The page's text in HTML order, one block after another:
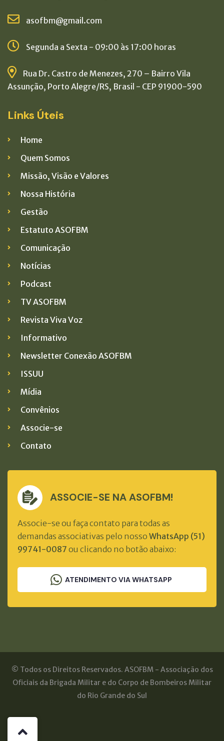
asofbm@gmail.com
Segunda a Sexta - 09:00 às 17:00 horas
Rua Dr. Castro de Menezes, 270 – Bairro Vila
Assunção, Porto Alegre/RS, Brasil - CEP 91900-590
Links Úteis
Home
Quem Somos
Missão, Visão e Valores
Nossa História
Gestão
Estatuto ASOFBM
Comunicação
Notícias
Podcast
TV ASOFBM
Revista Viva Voz
Informativo
Newsletter Conexão ASOFBM
ISSUU
Mídia
Convênios
Associe-se
Contato
ASSOCIE-SE NA ASOFBM!
Associe-se ou faça contato para todas as
demandas associativas pelo nosso WhatsApp (51)
99741-0087 ou clicando no botão abaixo:
ATENDIMENTO VIA WHATSAPP
© Todos os Direitos Reservados. ASOFBM - Associação dos
Oficiais da Brigada Militar e do Corpo de Bombeiros Militar
do Rio Grande do Sul